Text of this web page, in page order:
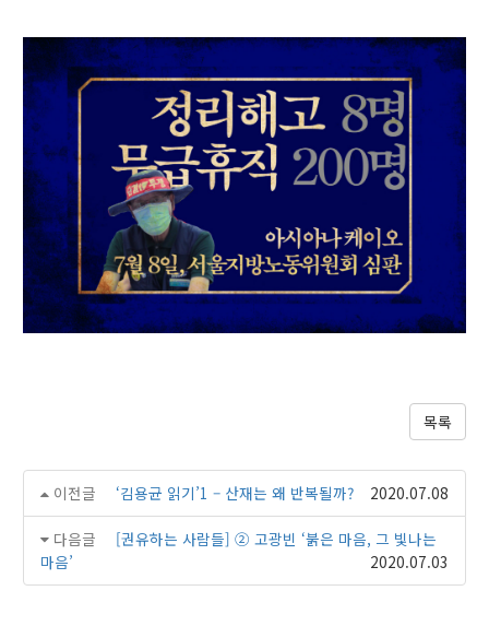
목록
이전글 ‘김용균 읽기’1 – 산재는 왜 반복될까? 2020.07.08
다음글
[권유하는 사람들] ② 고광빈 ‘붉은 마음, 그 빛나는
마음’
2020.07.03